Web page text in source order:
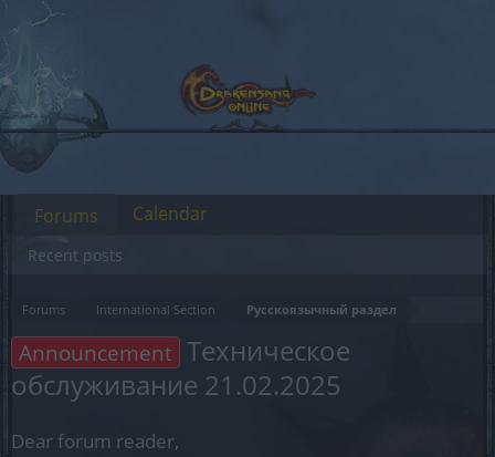
Forums International Section Русскоязычный раздел
Announcement Техническое
обслуживание 21.02.2025
Dear forum reader,
Forums
Recent posts
Calendar